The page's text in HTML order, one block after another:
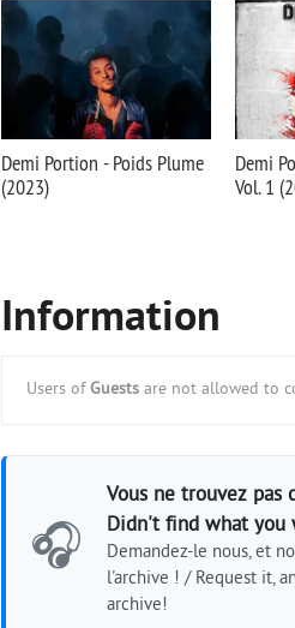
Demi Portion - Poids Plume
(2023)
Demi
Vol. 1
Information
Users of Guests are not allowed to
🎧
Vous ne trouvez pas
Didn't find what you
Demandez-le nous, et
l'archive ! / Request it,
archive!